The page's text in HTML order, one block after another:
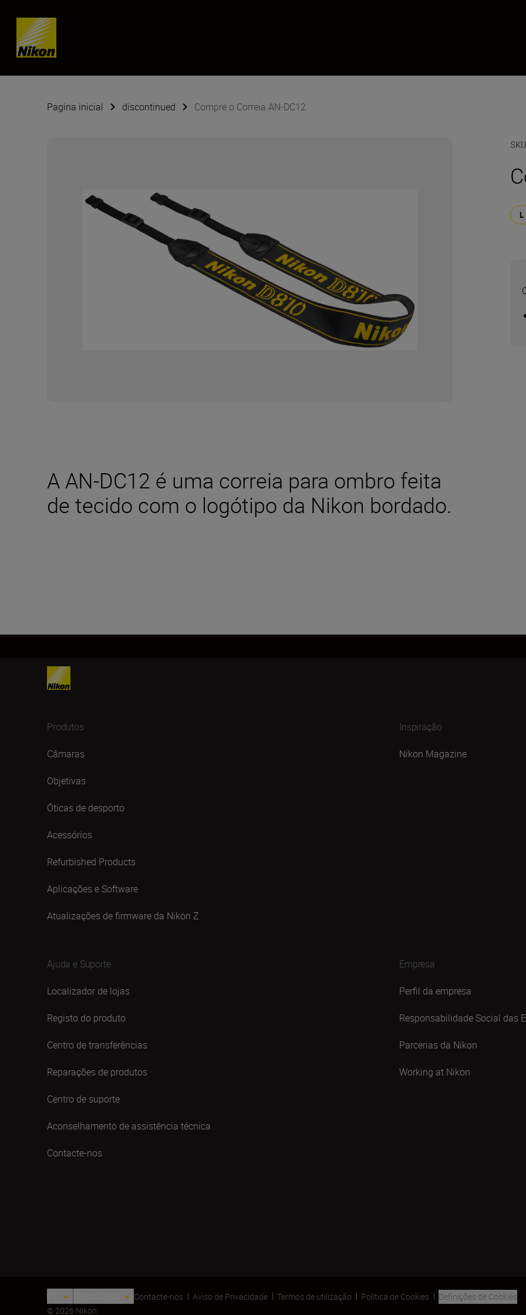
Skip content
Pagina inicial discontinued Compre o Correia AN-DC12
SKU
A AN-DC12 é uma correia para ombro feita
de tecido com o logótipo da Nikon bordado.
Produtos
Câmaras
Objetivas
Óticas de desporto
Acessórios
Refurbished Products
Aplicações e Software
Atualizações de firmware da Nikon Z
Inspiração
Nikon Magazine
Ajuda e Suporte
Localizador de lojas
Registo do produto
Centro de transferências
Reparações de produtos
Centro de suporte
Aconselhamento de assistência técnica
Contacte-nos
Empresa
Perfil da empresa
Responsabilidade Social das
Parcerias da Nikon
Working at Nikon
Contacte-nos Aviso de Privacidade Termos de utilização Política de Cookies
Definições de Cookies
© 2026 Nikon